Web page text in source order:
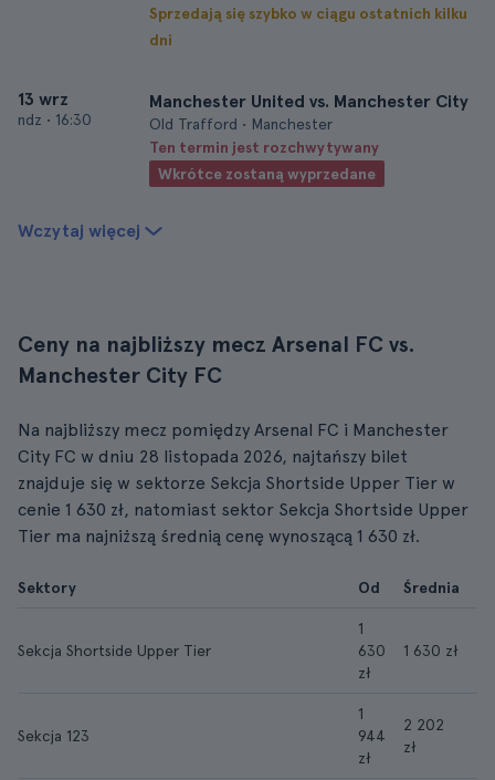
Sprzedają się szybko w ciągu ostatnich kilku
dni
13 wrz
ndz • 16:30
Manchester United vs. Manchester City
Old Trafford • Manchester
Ten termin jest rozchwytywany
Wkrótce zostaną wyprzedane
Wczytaj więcej
Ceny na najbliższy mecz Arsenal FC vs.
Manchester City FC
Na najbliższy mecz pomiędzy Arsenal FC i Manchester
City FC w dniu 28 listopada 2026, najtańszy bilet
znajduje się w sektorze Sekcja Shortside Upper Tier w
cenie 1 630 zł, natomiast sektor Sekcja Shortside Upper
Tier ma najniższą średnią cenę wynoszącą 1 630 zł.
Sektory Od Średnia
Sekcja Shortside Upper Tier
1
630
zł
1 630 zł
Sekcja 123
1
944
zł
2 202
zł